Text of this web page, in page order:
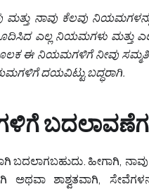
ಮತ್ತು ನಾವು ಕೆಲವು
ಎಲ್ಲ ನಿಯಮಗಳು ಮತ್ತು
ಈ ನಿಯಮಗಳಿಗೆ ನೀವು
ದಯವಿಟ್ಟು ಬದ್ಧರಾಗಿ.
ಬದಲಾಗಬಹುದು. ಹೀಗಾಗಿ,
ಅಥವಾ ಶಾಶ್ವತವಾಗಿ,